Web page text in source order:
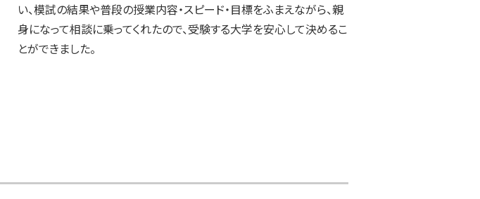
い、模試の結果や普段の授業内容・スピード・目標をふまえながら、親
身になって相談に乗ってくれたので、受験する大学を安心して決めるこ
とができました。